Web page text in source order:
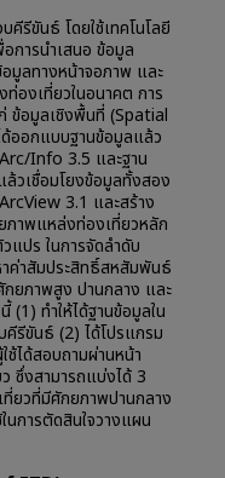
รีขันธ์ โดยใช้เทคโนโลยี
การนำเสนอ ข้อมูล
มูลทางหน้าจอภาพ และ
องเที่ยวในอนาคต การ
ข้อมูลเชิงพื้นที่ (Spatial
ออกแบบฐานข้อมูลแล้ว
Info 3.5 และฐาน
วเชื่อมโยงข้อมูลทั้งสอง
3.1 และสร้าง
ภาพแหล่งท่องเที่ยวหลัก
แปร ในการจัดลำดับ
ค่าสัมประสิทธิ์สหสัมพันธ์
ยภาพสูง ปานกลาง และ
(1) ทำให้ได้ฐานข้อมูลใน
คีรีขันธ์ (2) ได้โปรแกรม
ช้ได้สอบถามผ่านหน้า
ซึ่งสามารถแบ่งได้ 3
ยวที่มีศักยภาพปานกลาง
การตัดสินใจวางแผน